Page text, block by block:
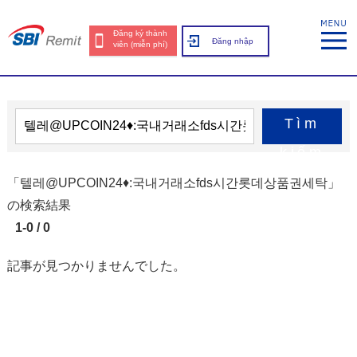
Đăng ký thành
viên (miễn phí)
Đăng nhập
Tìm
「텔레@UPCOIN24♦:국내거래소fds시간롯데상품권세탁」
の検索結果
1-0 / 0
記事が見つかりませんでした。